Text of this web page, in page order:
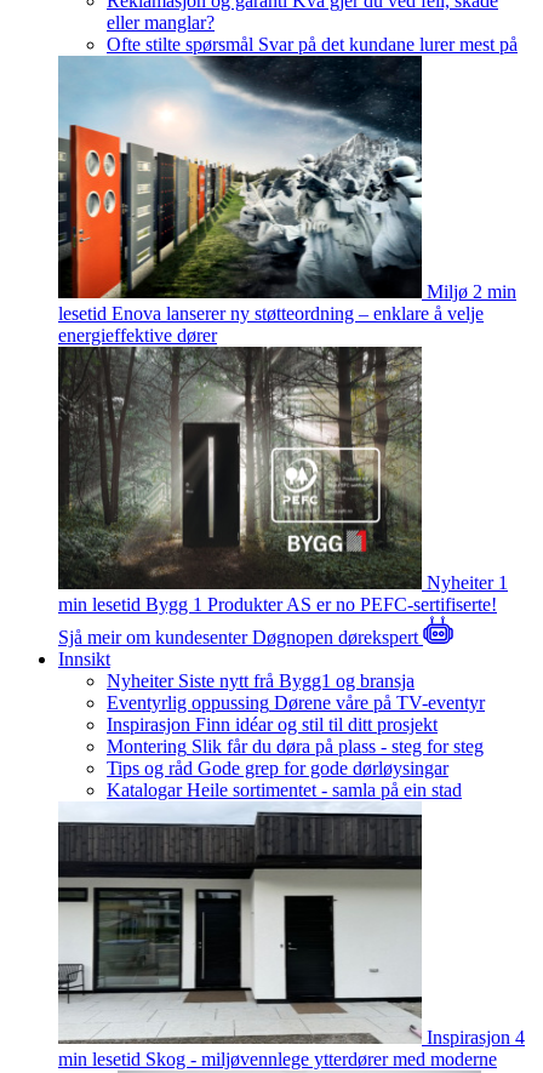
eller manglar?
Ofte stilte spørsmål Svar på det kundane lurer mest på
Miljø 2 min
lesetid Enova lanserer ny støtteordning – enklare å velje
energieffektive dører
Nyheiter 1
min lesetid Bygg 1 Produkter AS er no PEFC-sertifiserte!
Sjå meir om kundesenterDøgnopen dørekspert
Innsikt
Nyheiter Siste nytt frå Bygg1 og bransja
Eventyrlig oppussing Dørene våre på TV-eventyr
Inspirasjon Finn idéar og stil til ditt prosjekt
Montering Slik får du døra på plass - steg for steg
Tips og råd Gode grep for gode dørløysingar
Katalogar Heile sortimentet - samla på ein stad
Inspirasjon 4
min lesetid Skog - miljøvennlege ytterdører med moderne